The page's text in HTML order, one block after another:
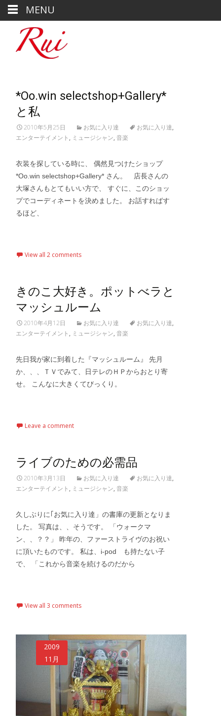
*Oo.win selectshop+Gallery*
と私
2010年5月25日 お気に入り達 お気に入り達,
エンターテイメント , ミュージシャン, 音楽
衣装を探している時に、 偶然見つけたショップ
*Oo.win selectshop+Gallery* さん。 店長さんの
大塚さんもとてもいい方で、 すぐに、このショッ
プでコーディネートを決めました。 お話すればす
るほど、
View all 2 comments
きのこ大好き。ポットべラと
マッシュルーム
2010年4月12日 お気に入り達 お気に入り達,
エンターテイメント , ミュージシャン, 音楽
先日我が家に到着した『マッシュルーム』 先月
か、、、ＴＶでみて、日テレのＨＰからおとり寄
せ。 こんなに大きくてびっくり。
Leave a comment
ライブのための必需品
2010年3月13日 お気に入り達 お気に入り達,
エンターテイメント , ミュージシャン, 音楽
久しぶりに｢お気に入り達」の書庫の更新となりま
した。 写真は、、そうです。 「ウォークマ
ン、、？？」 昨年の、ファーストライヴのお祝い
に頂いたものです。 私は、i-pod も持たない子
で、 「これから音楽を続けるのだから
View all 3 comments
2009
11月
MENU